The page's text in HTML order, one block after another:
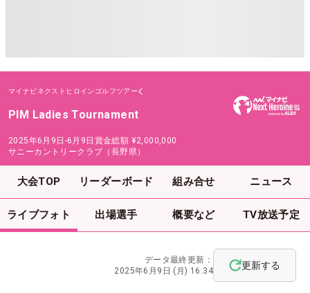
マイナビネクストヒロインゴルフツアー
PIM Ladies Tournament
2025年6月9日-6月9日 賞金総額 ¥2,000,000
サニーカントリークラブ（長野県）
大会TOP リーダーボード 組み合せ ニュース
ライブフォト 出場選手 概要など TV放送予定
データ最終更新：
2025年6月9日 (月) 16:34
更新する